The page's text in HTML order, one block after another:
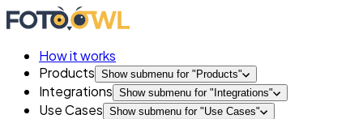
How it works
Products Show submenu for " Products"
Integrations Show submenu for " Integrations"
Use Cases Show submenu for "Use Cases"